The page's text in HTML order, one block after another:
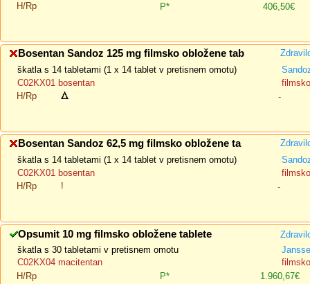
H/Rp
P* 406,50€
Bosentan Sandoz 125 mg filmsko obložene tab
škatla s 14 tabletami (1 x 14 tablet v pretisnem omotu)
C02KX01 bosentan
H/Rp
-
Bosentan Sandoz 62,5 mg filmsko obložene ta
škatla s 14 tabletami (1 x 14 tablet v pretisnem omotu)
C02KX01 bosentan
H/Rp
! -
Opsumit 10 mg filmsko obložene tablete
škatla s 30 tabletami v pretisnem omotu
C02KX04 macitentan
H/Rp
P* 1.960,67€